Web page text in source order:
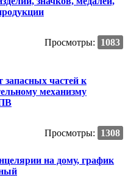
Просмотры: 1083
запасных частей к
механизму
Просмотры: 1308
на дому, график